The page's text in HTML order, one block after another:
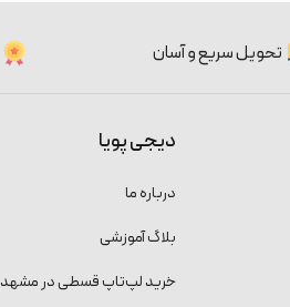
تحویل سریع و آسان
دیجی پویا
درباره ما
بلاگ آموزشی
خرید لپ‌تاپ قسطی در مشهد